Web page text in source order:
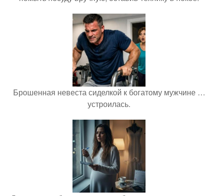
Брошенная невеста сиделкой к богатому мужчине …
устроилась.